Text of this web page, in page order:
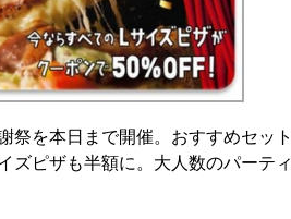
を本日まで開催。おすすめセット
ズピザも半額に。大人数のパーティ